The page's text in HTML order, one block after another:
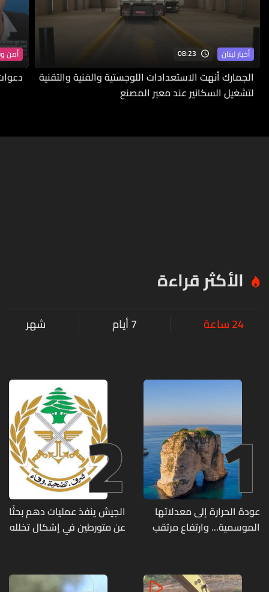
أخبار لبنان 08:23
الجمارك أنهت الاستعدادات اللوجستية والفنية والتقنية
لتشغيل السكانير عند معبر المصنع
أمن
الأكثر قراءة
24 ساعة 7 أيام شهر
1
عودة الحرارة إلى معدلاتها
الموسمية... وارتفاع مرتقب
2
الجيش ينفذ عمليات دهم بحثًا
عن متورطين في إشكال تخلله
مزروعة بالماريجوانا